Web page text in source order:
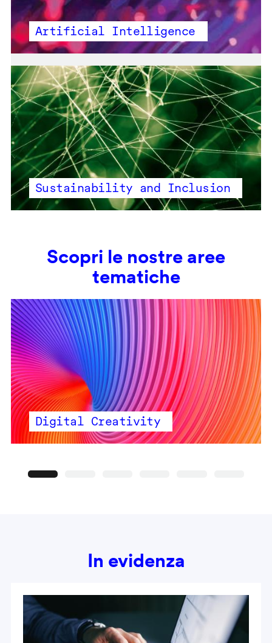
Artificial Intelligence
Sustainability and Inclusion
Scopri le nostre aree
tematiche
Digital Creativity
In evidenza